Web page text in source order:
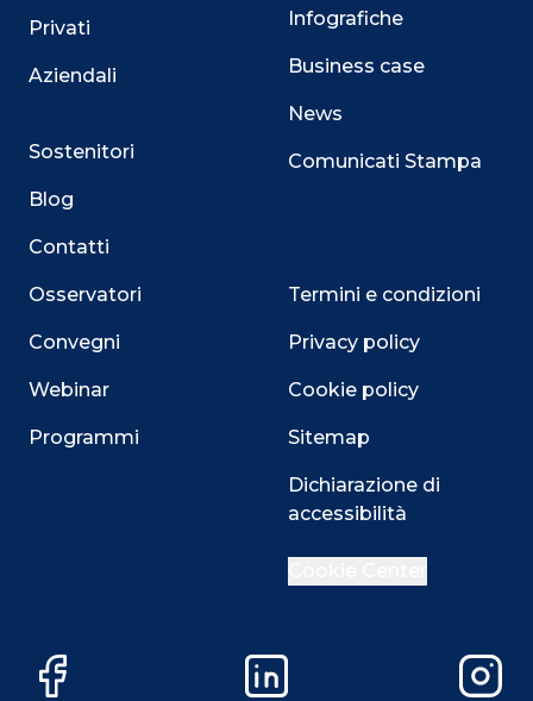
Privati
Aziendali
Sostenitori
Blog
Contatti
Osservatori
Convegni
Webinar
Programmi
Infografiche
Business case
News
Comunicati Stampa
Termini e condizioni
Privacy policy
Cookie policy
Sitemap
Dichiarazione di
accessibilità
Facebook LinkedIn